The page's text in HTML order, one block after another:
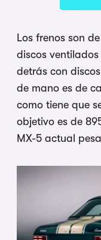
Los frenos son
discos
detrás con
de mano es de
como tiene que
objetivo es de
MX-5 actual